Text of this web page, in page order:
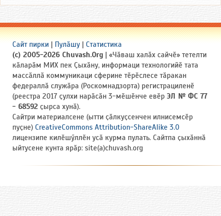
Сайт пирки | Пулӑшу | Статистика
(c) 2005-2026 Chuvash.Org | «Чӑваш халӑх сайчӗ» тетелти
кӑларӑм МИХ пек Ҫыхӑну, информаци технологийӗ тата
массӑллӑ коммуникаци сферине тӗрӗслесе тӑракан
федераллӑ служӑра (Роскомнадзорта) регистрациленӗ
(реестра 2017 ҫулхи нарӑсӑн 3-мӗшӗнче евӗр ЭЛ № ФС 77
- 68592 ҫырса хунӑ).
Сайтри материалсене (ытти ҫӑлкуҫсенчен илнисемсӗр
пуҫне) CreativeCommons Attribution-ShareAlike 3.0
лицензипе килӗшӳллӗн усӑ курма пулать. Сайтпа ҫыхӑннӑ
ыйтусене кунта ярӑр: site(a)chuvash.org